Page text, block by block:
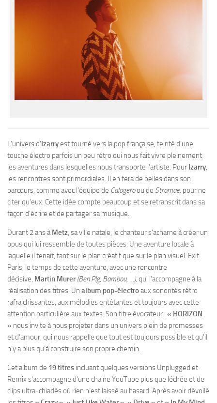
L’univers d’ Izarryest tourné vers la pop française, teinté d’une
touche électro parfois un peu rétro qui nous fait vivre pleinement
les aventures dans lesquelles nous transporte l’artiste. Pour Izarry,
les rencontres sont primordiales. Il en fera de belles dans son
parcours, comme avec l’équipe de Calogeroou de Stromae, pour ne
citer qu’eux. Cette idée compte beaucoup et se retranscrit dans sa
façon d’écrire et de partager sa musique.
Durant 2 ans à Metz, sa ville natale, le chanteur s’acharne à créer un
opus qui lui ressemble de toutes pièces. Une aventure locale à
laquelle il tenait, tant sur le plan créatif que sur le plan visuel. Exit
Paris, le temps de cette aventure, avec une rencontre
décisive, Martin Murer(Ben Plg, Bambou, …), qui l’accompagne à la
réalisation des titres. Un album pop-électroaux sonorités rétro
rafraichissantes, aux mélodies entêtantes et toujours avec cette
attention particulière aux textes. Son titre évocateur : « HORIZON
» nous invite à nous projeter dans un univers plein de promesses
et d’amour, qui nous rappelle que tout est toujours possible et qu’il
n’y a plus qu’à construire son propre chemin.
Cet album de 19 titres incluant quelques versions Unplugged et
Remix s’accompagne d’une chaine YouTube plus que léchée et de
clips ultra-chiadés où rien n’est laissé au hasard. Après avoir dévoilé